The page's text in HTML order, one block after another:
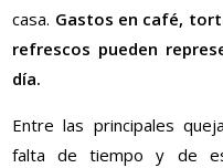
casa. Gastos en café,
refrescos pueden
día.
Entre las principales
falta de tiempo y de